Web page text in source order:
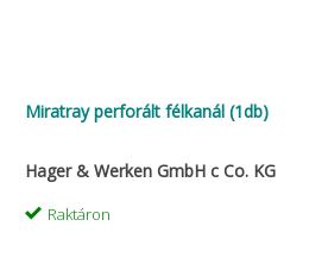
Miratray perforált félkanál (1db)
Hager & Werken GmbH c Co. KG
Raktáron